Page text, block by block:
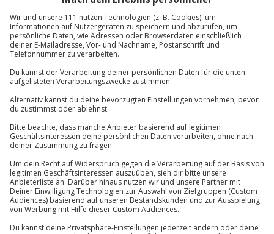
weitergeleitet.
Gebührenfrei
Gebührenfrei
Newsletter abonnieren und 10 € Rabatt sichern
Abonnieren